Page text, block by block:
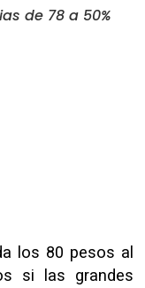
de 78 a 50%
los 80 pesos al
si las grandes